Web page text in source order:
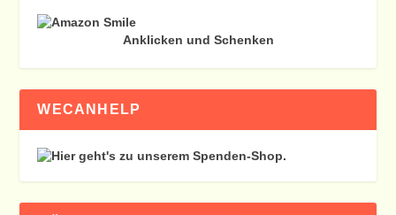
Anklicken und Schenken
WECANHELP